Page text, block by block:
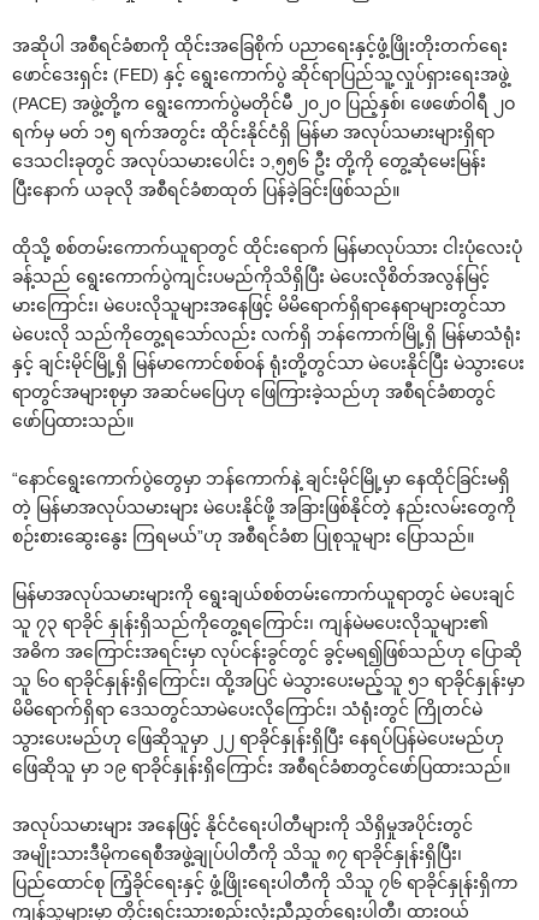
အဆိုပါ အစီရင်ခံစာကို ထိုင်းအ‌ခြေစိုက် ပညာ‌ရေးနှင့်ဖွံ့ဖြိုးတိုးတက်‌ရေး
‌ဖောင်‌ဒေးရှင်း (FED) နှင့် ‌ရွေး‌ကောက်ပွဲ ဆိုင်ရာပြည်သူ့လှုပ်ရှား‌ရေးအဖွဲ့
(PACE) အဖွဲ့တို့က ‌ရွေး‌ကောက်ပွဲမတိုင်မီ ၂၀၂ဝ ပြည့်နှစ်၊ ‌ဖေ‌ဖော်ဝါရီ ၂ဝ
ရက်မှ မတ် ၁၅ ရက်အတွင်း ထိုင်းနိုင်ငံရှိ မြန်မာ အလုပ်သမားများရှိရာ
‌ဒေသငါးခုတွင် အလုပ်သမား‌ပေါင်း ၁,၅၅၆ ဦး တို့ကို ‌တွေ့ဆုံ‌မေးမြန်း
ပြီး‌နောက် ယခုလို အစီရင်ခံစာထုတ် ပြန်ခဲ့ခြင်းဖြစ်သည်။
ထိုသို့ စစ်တမ်း‌ကောက်ယူရာတွင် ထိုင်း‌ရောက် မြန်မာလုပ်သား ငါးပုံ‌လေးပုံ
ခန့်သည် ‌ရွေး‌ကောက်ပွဲကျင်းပမည်ကိုသိရှိပြီး မဲ‌ပေးလိုစိတ်အလွန်မြင့်
မား‌ကြောင်း၊ မဲ‌ပေးလိုသူများအ‌နေဖြင့် မိမိ‌ရောက်ရှိရာ‌နေရာများတွင်သာ
မဲ‌ပေးလို သည်ကို‌တွေ့ရ‌သော်လည်း လက်ရှိ ဘန်‌ကောက်မြို့ရှိ မြန်မာသံရုံး
နှင့် ချင်းမိုင်မြို့ရှိ မြန်မာ‌ကောင်စစ်ဝန် ရုံးတို့တွင်သာ မဲ‌ပေးနိုင်ပြီး မဲသွား‌ပေး
ရာတွင်အများစုမှာ အဆင်မ‌ပြေဟု ‌ဖြေကြားခဲ့သည်ဟု အစီရင်ခံစာတွင်
‌ဖော်ပြထားသည်။
“‌နောင်‌ရွေး‌ကောက်ပွဲ‌တွေမှာ ဘန်‌ကောက်နဲ့ ချင်းမိုင်မြို့မှာ ‌နေထိုင်ခြင်းမရှိ
တဲ့ မြန်မာအလုပ်သမားများ မဲ‌ပေးနိုင်ဖို့ အခြားဖြစ်နိုင်တဲ့ နည်းလမ်း‌တွေကို
စဉ်းစား‌ဆွေး‌နွေး ကြရမယ်”ဟု အစီရင်ခံစာ ပြုစုသူများ ‌ပြောသည်။
မြန်မာအလုပ်သမားများကို ‌ရွေးချယ်စစ်တမ်း‌ကောက်ယူရာတွင် မဲ‌ပေးချင်
သူ ၇၃ ရာခိုင် နှုန်းရှိသည်ကို‌တွေ့ရ‌ကြောင်း၊ ကျန်မဲမ‌ပေးလိုသူများ၏
အဓိက အ‌ကြောင်းအရင်းမှာ လုပ်ငန်းခွင်တွင် ခွင့်မရ၍ဖြစ်သည်ဟု ‌ပြောဆို
သူ ၆ဝ ရာခိုင်နှုန်းရှိ‌ကြောင်း၊ ထို့အပြင် မဲသွား‌ပေးမည့်သူ ၅၁ ရာခိုင်နှုန်းမှာ
မိမိ‌ရောက်ရှိရာ ‌ဒေသတွင်သာမဲ‌ပေးလို‌ကြောင်း၊ သံရုံးတွင် ကြိုတင်မဲ
သွား‌ပေးမည်ဟု ‌ဖြေဆိုသူမှာ ၂၂ ရာခိုင်နှုန်းရှိပြီး ‌နေရပ်ပြန်မဲ‌ပေးမည်ဟု
‌ဖြေဆိုသူ မှာ ၁၉ ရာခိုင်နှုန်းရှိ‌ကြောင်း အစီရင်ခံစာတွင်‌ဖော်ပြထားသည်။
အလုပ်သမားများ အ‌နေဖြင့် နိုင်ငံ‌ရေးပါတီများကို သိရှိမှုအပိုင်းတွင်
အမျိုးသားဒီမိုက‌ရေစီအဖွဲ့ချုပ်ပါတီကို သိသူ ၈၇ ရာခိုင်နှုန်းရှိပြီး၊
ပြည်‌ထောင်စု ကြံ့ခိုင်‌ရေးနှင့် ဖွံ့ဖြိုး‌ရေးပါတီကို သိသူ ၇၆ ရာခိုင်နှုန်းရှိကာ
ကျန်သူများမှာ တိုင်းရင်းသားစည်းလုံးညီညွတ်‌ရေးပါတီ၊ ထားဝယ်